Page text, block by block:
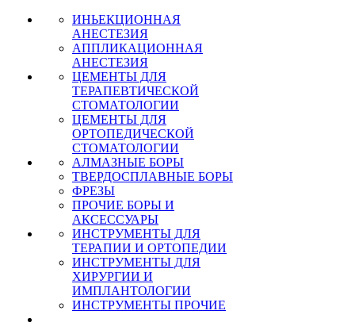
ИНЬЕКЦИОННАЯ
АНЕСТЕЗИЯ
АППЛИКАЦИОННАЯ
АНЕСТЕЗИЯ
ЦЕМЕНТЫ ДЛЯ
ТЕРАПЕВТИЧЕСКОЙ
СТОМАТОЛОГИИ
ЦЕМЕНТЫ ДЛЯ
ОРТОПЕДИЧЕСКОЙ
СТОМАТОЛОГИИ
АЛМАЗНЫЕ БОРЫ
ТВЕРДОСПЛАВНЫЕ БОРЫ
ФРЕЗЫ
ПРОЧИЕ БОРЫ И
АКСЕССУАРЫ
ИНСТРУМЕНТЫ ДЛЯ
ТЕРАПИИ И ОРТОПЕДИИ
ИНСТРУМЕНТЫ ДЛЯ
ХИРУРГИИ И
ИМПЛАНТОЛОГИИ
ИНСТРУМЕНТЫ ПРОЧИЕ